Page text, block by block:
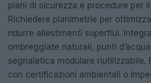
piani di sicurezza e procedure per
Richiedere planimetrie per
ridurre allestimenti superflui.
ombreggiate naturali, punti
segnaletica modulare riutilizzabile.
con certificazioni ambientali o